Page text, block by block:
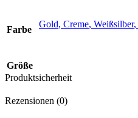
Farbe
Gold, Creme, Weißsilber,
Größe
Produktsicherheit
Rezensionen (0)